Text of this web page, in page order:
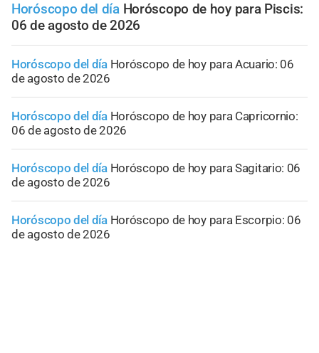
Horóscopo del día Horóscopo de hoy para Piscis:
06 de agosto de 2026
Horóscopo del día Horóscopo de hoy para Acuario: 06
de agosto de 2026
Horóscopo del día Horóscopo de hoy para Capricornio:
06 de agosto de 2026
Horóscopo del día Horóscopo de hoy para Sagitario: 06
de agosto de 2026
Horóscopo del día Horóscopo de hoy para Escorpio: 06
de agosto de 2026